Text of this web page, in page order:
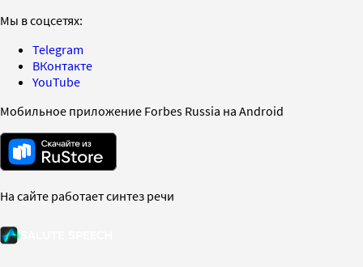
Мы в соцсетях:
Telegram
ВКонтакте
YouTube
Мобильное приложение Forbes Russia на Android
На сайте работает синтез речи